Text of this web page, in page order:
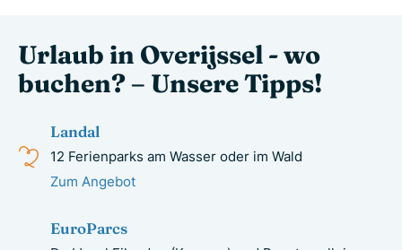
Urlaub in Overijssel - wo
buchen? – Unsere Tipps!
Landal
12 Ferienparks am Wasser oder im Wald
Zum Angebot
EuroParcs